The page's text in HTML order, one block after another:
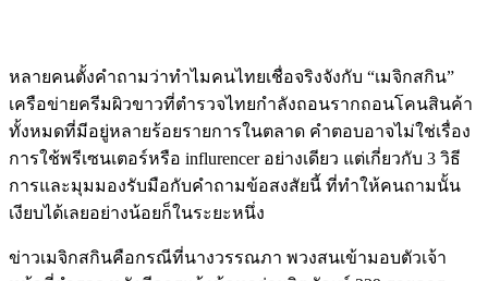
หลายคนตั้งคำถามว่าทำไมคนไทยเชื่อจริงจังกับ “เมจิกสกิน”
เครือข่ายครีมผิวขาวที่ตำรวจไทยกำลังถอนรากถอนโคนสินค้า
ทั้งหมดที่มีอยู่หลายร้อยรายการในตลาด คำตอบอาจไม่ใช่เรื่อง
การใช้พรีเซนเตอร์หรือ influrencer อย่างเดียว แต่เกี่ยวกับ 3 วิธี
การและมุมมองรับมือกับคำถามข้อสงสัยนี้ ที่ทำให้คนถามนั้น
เงียบได้เลยอย่างน้อยก็ในระยะหนึ่ง
ข่าวเมจิกสกินคือกรณีที่นางวรรณภา พวงสนเข้ามอบตัวเจ้า